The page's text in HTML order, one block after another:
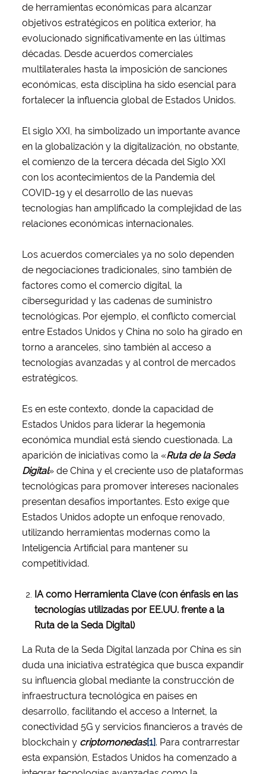
de herramientas económicas para alcanzar
objetivos estratégicos en política exterior, ha
evolucionado significativamente en las últimas
décadas. Desde acuerdos comerciales
multilaterales hasta la imposición de sanciones
económicas, esta disciplina ha sido esencial para
fortalecer la influencia global de Estados Unidos.
El siglo XXI, ha simbolizado un importante avance
en la globalización y la digitalización, no obstante,
el comienzo de la tercera década del Siglo XXI
con los acontecimientos de la Pandemia del
COVID-19 y el desarrollo de las nuevas
tecnologías han amplificado la complejidad de las
relaciones económicas internacionales.
Los acuerdos comerciales ya no solo dependen
de negociaciones tradicionales, sino también de
factores como el comercio digital, la
ciberseguridad y las cadenas de suministro
tecnológicas. Por ejemplo, el conflicto comercial
entre Estados Unidos y China no solo ha girado en
torno a aranceles, sino también al acceso a
tecnologías avanzadas y al control de mercados
estratégicos.
Es en este contexto, donde la capacidad de
Estados Unidos para liderar la hegemonía
económica mundial está siendo cuestionada. La
aparición de iniciativas como la «Ruta de la Seda
Digital» de China y el creciente uso de plataformas
tecnológicas para promover intereses nacionales
presentan desafíos importantes. Esto exige que
Estados Unidos adopte un enfoque renovado,
utilizando herramientas modernas como la
Inteligencia Artificial para mantener su
competitividad.
IA como Herramienta Clave (con énfasis en las
tecnologías utilizadas por EE.UU. frente a la
Ruta de la Seda Digital)
La Ruta de la Seda Digital lanzada por China es sin
duda una iniciativa estratégica que busca expandir
su influencia global mediante la construcción de
infraestructura tecnológica en países en
desarrollo, facilitando el acceso a Internet, la
conectividad 5G y servicios financieros a través de
blockchain y criptomonedas[1]. Para contrarrestar
esta expansión, Estados Unidos ha comenzado a